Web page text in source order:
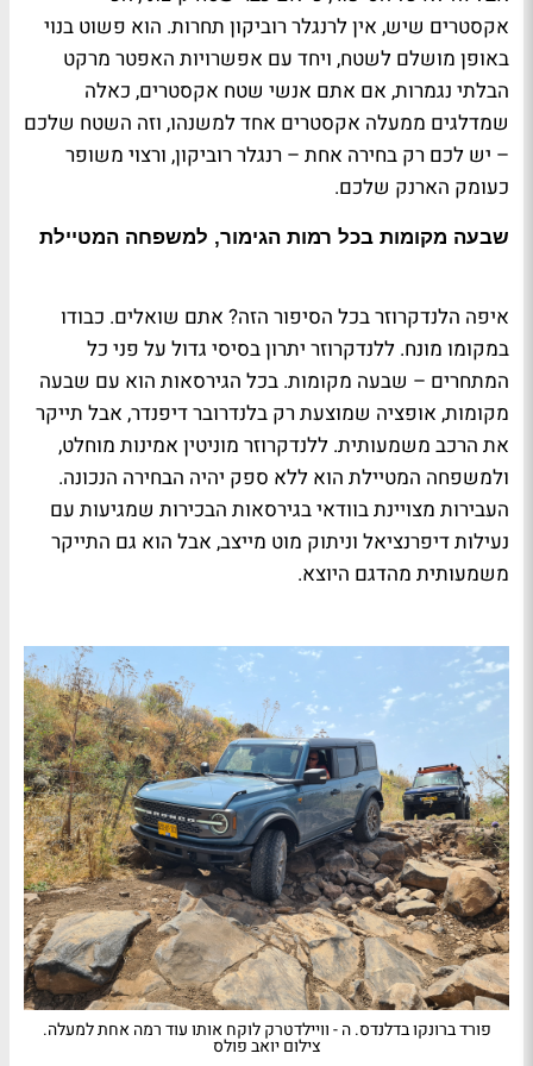
אקסטרים שיש, אין לרנגלר רוביקון תחרות. הוא פשוט בנוי
באופן מושלם לשטח, ויחד עם אפשרויות האפטר מרקט
הבלתי נגמרות, אם אתם אנשי שטח אקסטרים, כאלה
שמדלגים ממעלה אקסטרים אחד למשנהו, וזה השטח שלכם
– יש לכם רק בחירה אחת – רנגלר רוביקון, ורצוי משופר
כעומק הארנק שלכם.
שבעה מקומות בכל רמות הגימור, למשפחה המטיילת
איפה הלנדקרוזר בכל הסיפור הזה? אתם שואלים. כבודו
במקומו מונח. ללנדקרוזר יתרון בסיסי גדול על פני כל
המתחרים – שבעה מקומות. בכל הגירסאות הוא עם שבעה
מקומות, אופציה שמוצעת רק בלנדרובר דיפנדר, אבל תייקר
את הרכב משמעותית. ללנדקרוזר מוניטין אמינות מוחלט,
ולמשפחה המטיילת הוא ללא ספק יהיה הבחירה הנכונה.
העבירות מצויינת בוודאי בגירסאות הבכירות שמגיעות עם
נעילות דיפרנציאל וניתוק מוט מייצב, אבל הוא גם התייקר
משמעותית מהדגם היוצא.
פורד ברונקו בדלנדס. ה - וויילדטרק לוקח אותו עוד רמה אחת למעלה.
צילום יואב פולס